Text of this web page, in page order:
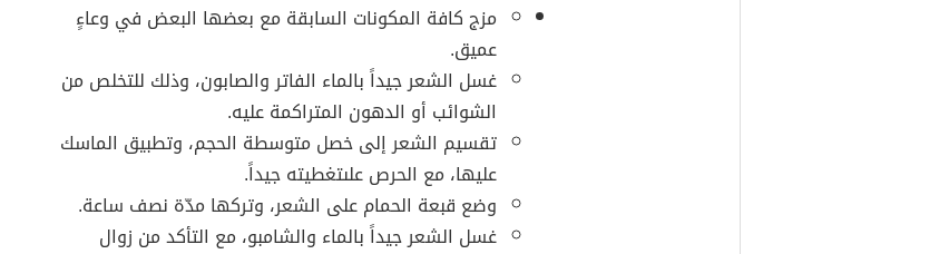
مزج كافة المكونات السابقة مع بعضها البعض في وعاءٍ
عميق.
غسل الشعر جيداً بالماء الفاتر والصابون، وذلك للتخلص من
الشوائب أو الدهون المتراكمة عليه.
تقسيم الشعر إلى خصل متوسطة الحجم، وتطبيق الماسك
عليها، مع الحرص علىتغطيته جيداً.
وضع قبعة الحمام على الشعر، وتركها مدّة نصف ساعة.
غسل الشعر جيداً بالماء والشامبو، مع التأكد من زوال